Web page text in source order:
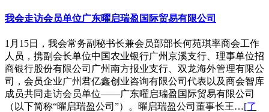
我会走访会员单位广东曜启瑞盈国际贸易有限公司
1月15日，我会常务副秘书长兼会员部部长何苑琪率商会工作
人员，携副会长单位中国农业银行广州京溪支行、理事单位招
商银行股份有限公司广州南方报业支行、双龙海外管理有限公
司，会员企业广州君亿鑫创业咨询有限公司代表以及商会智库
成员共同走访会员单位——广东曜启瑞盈国际贸易有限公司
（以下简称“曜启瑞盈公司”）。曜启瑞盈公司董事长王…[了